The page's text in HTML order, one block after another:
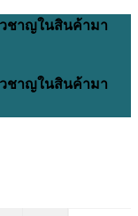
ชาญในสินค้ามา
ชาญในสินค้ามา